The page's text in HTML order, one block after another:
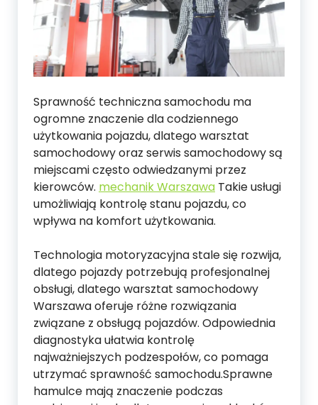
Sprawność techniczna samochodu ma
ogromne znaczenie dla codziennego
użytkowania pojazdu, dlatego warsztat
samochodowy oraz serwis samochodowy są
miejscami często odwiedzanymi przez
kierowców. mechanik Warszawa Takie usługi
umożliwiają kontrolę stanu pojazdu, co
wpływa na komfort użytkowania.
Technologia motoryzacyjna stale się rozwija,
dlatego pojazdy potrzebują profesjonalnej
obsługi, dlatego warsztat samochodowy
Warszawa oferuje różne rozwiązania
związane z obsługą pojazdów. Odpowiednia
diagnostyka ułatwia kontrolę
najważniejszych podzespołów, co pomaga
utrzymać sprawność samochodu.Sprawne
hamulce mają znaczenie podczas